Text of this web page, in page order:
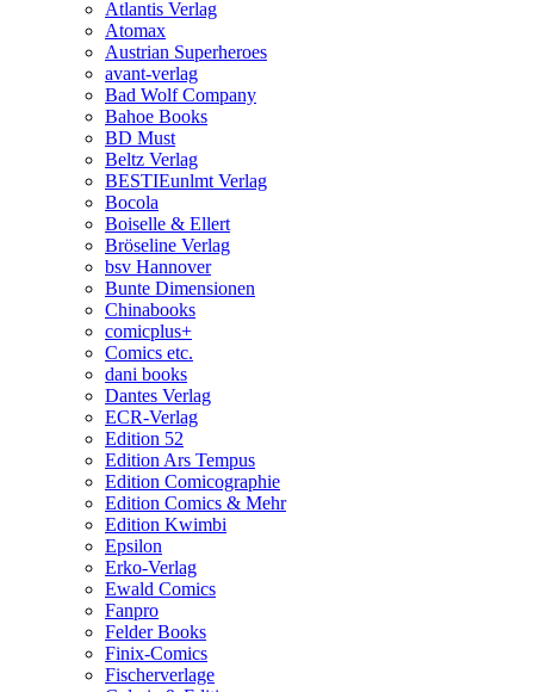
Atlantis Verlag
Atomax
Austrian Superheroes
avant-verlag
Bad Wolf Company
Bahoe Books
BD Must
Beltz Verlag
BESTIEunlmt Verlag
Bocola
Boiselle & Ellert
Bröseline Verlag
bsv Hannover
Bunte Dimensionen
Chinabooks
comicplus+
Comics etc.
dani books
Dantes Verlag
ECR-Verlag
Edition 52
Edition Ars Tempus
Edition Comicographie
Edition Comics & Mehr
Edition Kwimbi
Epsilon
Erko-Verlag
Ewald Comics
Fanpro
Felder Books
Finix-Comics
Fischerverlage